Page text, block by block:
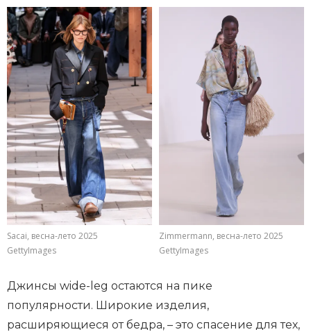
Sacai, весна-лето 2025
GettyImages
Zimmermann, весна-лето 2025
GettyImages
Джинсы wide-leg остаются на пике
популярности. Широкие изделия,
расширяющиеся от бедра, – это спасение для тех,